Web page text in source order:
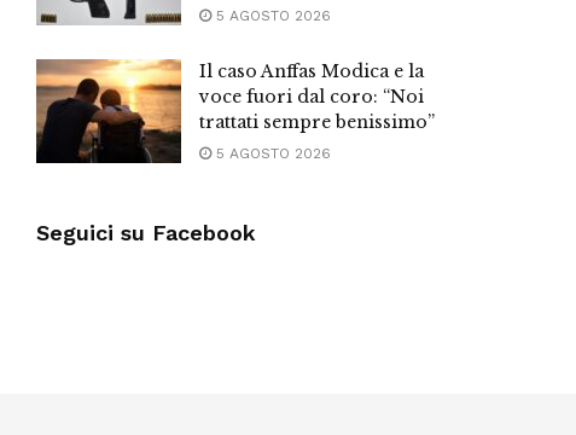
5 AGOSTO 2026
Il caso Anffas Modica e la
voce fuori dal coro: “Noi
trattati sempre benissimo”
5 AGOSTO 2026
Seguici su Facebook